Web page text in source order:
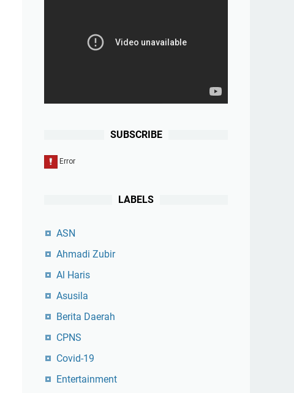
SUBSCRIBE
LABELS
ASN
Ahmadi Zubir
Al Haris
Asusila
Berita Daerah
CPNS
Covid-19
Entertainment